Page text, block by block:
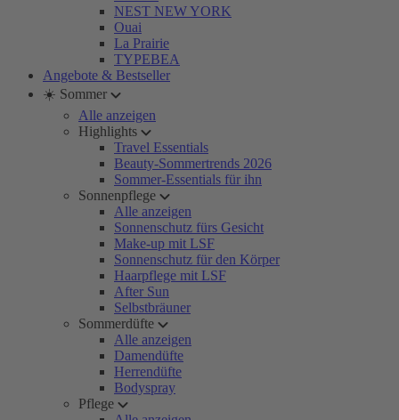
NEST NEW YORK
Ouai
La Prairie
TYPEBEA
Angebote & Bestseller
☀️ Sommer
Alle anzeigen
Highlights
Travel Essentials
Beauty-Sommertrends 2026
Sommer-Essentials für ihn
Sonnenpflege
Alle anzeigen
Sonnenschutz fürs Gesicht
Make-up mit LSF
Sonnenschutz für den Körper
Haarpflege mit LSF
After Sun
Selbstbräuner
Sommerdüfte
Alle anzeigen
Damendüfte
Herrendüfte
Bodyspray
Pflege